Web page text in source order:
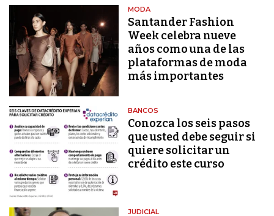
MODA
Santander Fashion
Week celebra nueve
años como una de las
plataformas de moda
más importantes
BANCOS
Conozca los seis pasos
que usted debe seguir si
quiere solicitar un
crédito este curso
JUDICIAL